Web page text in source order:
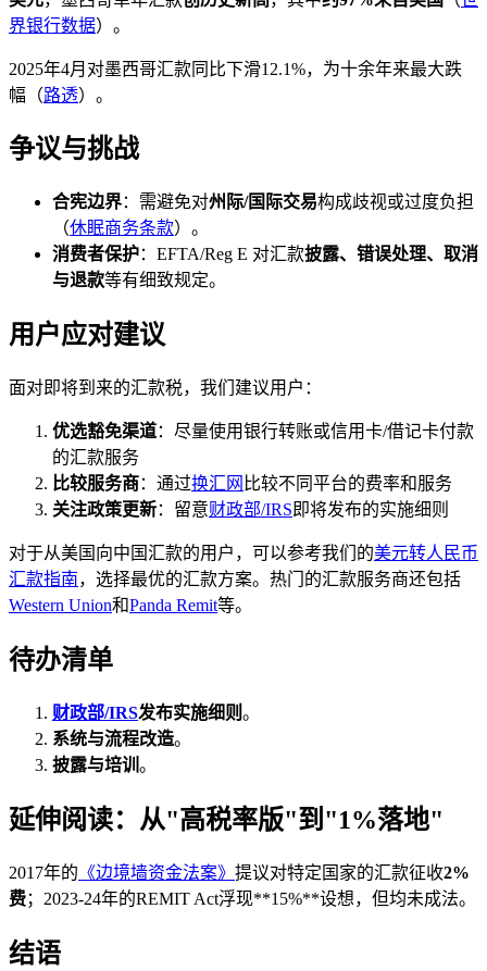
界银行数据）。
2025年4月对墨西哥汇款同比下滑12.1%，为十余年来最大跌
幅（路透）。
争议与挑战
合宪边界：需避免对州际/国际交易构成歧视或过度负担
（休眠商务条款）。
消费者保护：EFTA/Reg E 对汇款披露、错误处理、取消
与退款等有细致规定。
用户应对建议
面对即将到来的汇款税，我们建议用户：
优选豁免渠道：尽量使用银行转账或信用卡/借记卡付款
的汇款服务
比较服务商：通过换汇网 比较不同平台的费率和服务
关注政策更新：留意财政部/IRS 即将发布的实施细则
对于从美国向中国汇款的用户，可以参考我们的美元转人民币
汇款指南，选择最优的汇款方案。热门的汇款服务商还包括
Western Union和Panda Remit等。
待办清单
财政部/IRS发布实施细则。
系统与流程改造。
披露与培训 。
延伸阅读：从"高税率版"到"1%落地"
2017年的 《边境墙资金法案》 提议对特定国家的汇款征收2%
费；2023-24年的REMIT Act浮现**15%**设想，但均未成法。
结语